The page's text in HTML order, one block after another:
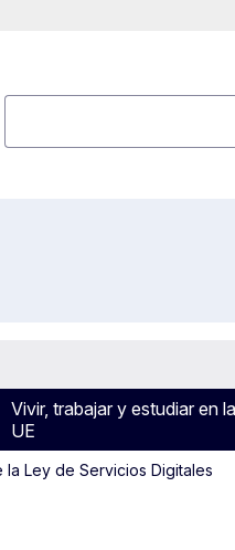
Vivir, trabajar y estudiar en la
UE
Ley de Servicios Digitales